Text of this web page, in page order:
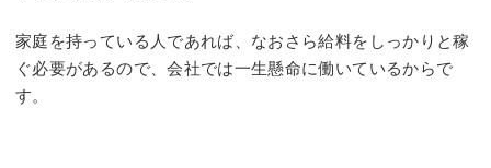
家庭を持っている人であれば、なおさら給料をしっかりと稼
ぐ必要があるので、会社では一生懸命に働いているからで
す。